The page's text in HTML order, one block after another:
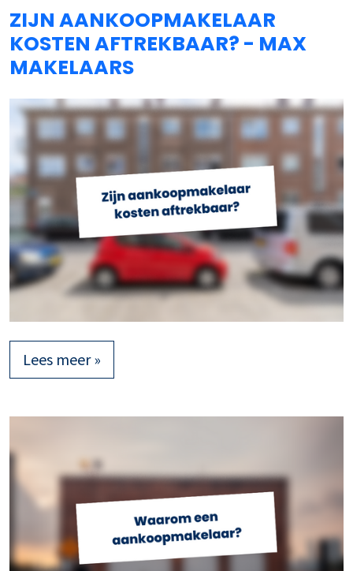
ZIJN AANKOOPMAKELAAR
KOSTEN AFTREKBAAR? - MAX
MAKELAARS
Lees meer »